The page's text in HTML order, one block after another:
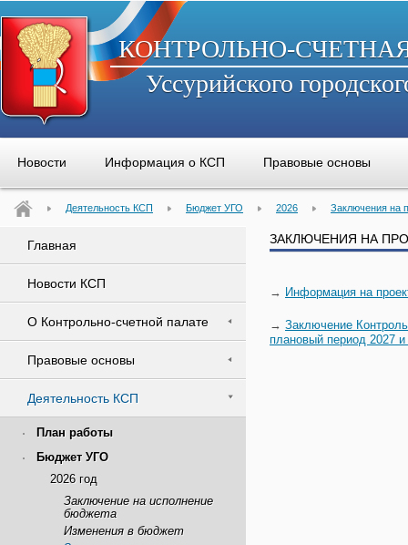
КОНТРОЛЬНО-
Уссурийского
Новости Информация о КСП Правовые основы
Деятельность КСП Бюджет УГО 2026 Заключения на
Главная
Новости КСП
О Контрольно-счетной палате
Правовые основы
Деятельность КСП
План работы
Бюджет УГО
2026 год
Заключение на исполнение
бюджета
Изменения в бюджет
ЗАКЛЮЧЕНИЯ НА
→ Информация на
→ Заключение
плановый период 2027 и